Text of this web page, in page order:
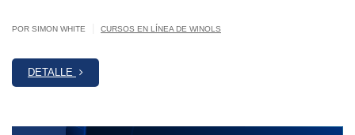
POR SIMON WHITE CURSOS EN LÍNEA DE WINOLS
DETALLE